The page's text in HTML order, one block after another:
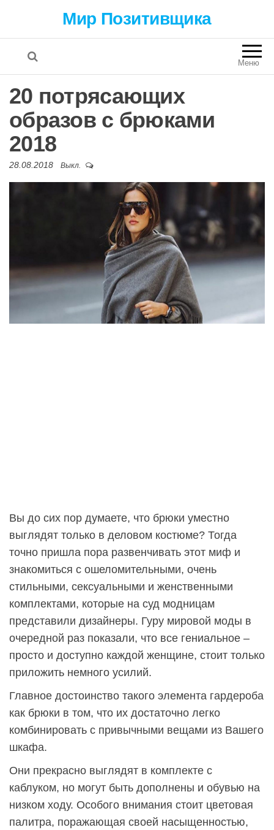
Мир Позитивщика
Меню
20 потрясающих
образов с брюками
2018
28.08.2018 Выкл.
Вы до сих пор думаете, что брюки уместно
выглядят только в деловом костюме? Тогда
точно пришла пора развенчивать этот миф и
знакомиться с ошеломительными, очень
стильными, сексуальными и женственными
комплектами, которые на суд модницам
представили дизайнеры. Гуру мировой моды в
очередной раз показали, что все гениальное –
просто и доступно каждой женщине, стоит только
приложить немного усилий.
Главное достоинство такого элемента гардероба
как брюки в том, что их достаточно легко
комбинировать с привычными вещами из Вашего
шкафа.
Они прекрасно выглядят в комплекте с
каблуком, но могут быть дополнены и обувью на
низком ходу. Особого внимания стоит цветовая
палитра, поражающая своей насыщенностью,